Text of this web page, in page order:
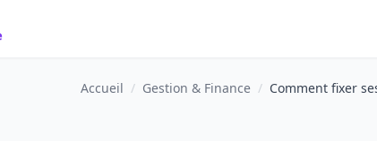
Accueil / Gestion & Finance /